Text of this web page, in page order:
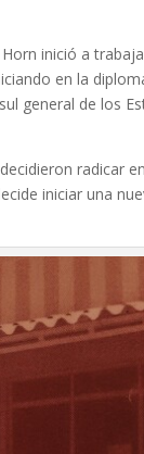
inició a
en la
general de los
radicar
iniciar una